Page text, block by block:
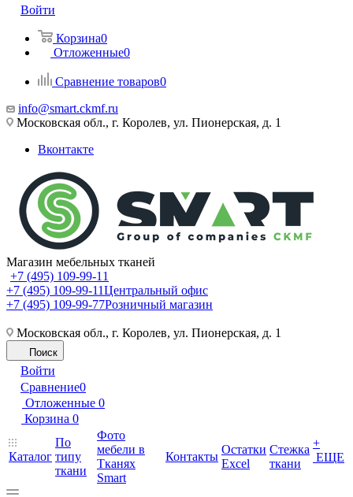
Войти
Корзина0
Отложенные0
Сравнение товаров0
info@smart.ckmf.ru
Московская обл., г. Королев, ул. Пионерская, д. 1
Вконтакте
Магазин мебельных тканей
+7 (495) 109-99-11
+7 (495) 109-99-11Центральный офис
+7 (495) 109-99-77Розничный магазин
Московская обл., г. Королев, ул. Пионерская, д. 1
Поиск
Войти
Сравнение0
Отложенные 0
Корзина 0
Каталог
По
типу
ткани
Фото
мебели в
Тканях
Smart
Контакты
Остатки
Excel
Стежка
ткани
+
ЕЩЕ